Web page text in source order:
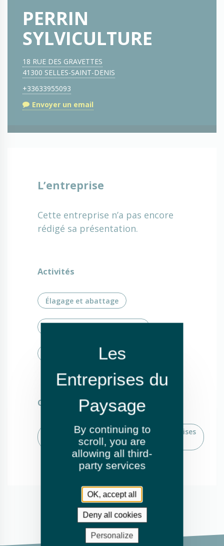
PERRIN
SYLVICULTURE
18 RUE DES GRAVETTES
41300 SELLES-SAINT-DENIS
+33633955093
Envoyer un email
L’entreprise
Cette entreprise n’a pas encore
rédigé sa présentation.
Activités
Élagage et abattage
Reboisement Forestier
Clientèle
Particuliers
Marchés
publics
Entreprises
By continuing to
scroll, you are
allowing all third-
party services
OK, accept all
Deny all cookies
Personalize